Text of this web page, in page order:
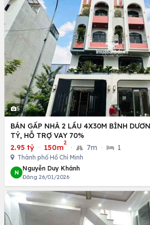
5
BÁN GẤP NHÀ 2 LẦU 4X30M BÌNH
TỶ, HỖ TRỢ VAY 70%
2.95 tỷ · 150m
2
· 7m · 1
Thành phố Hồ Chí Minh
N
Nguyễn Duy Khánh
Đăng 26/01/2026